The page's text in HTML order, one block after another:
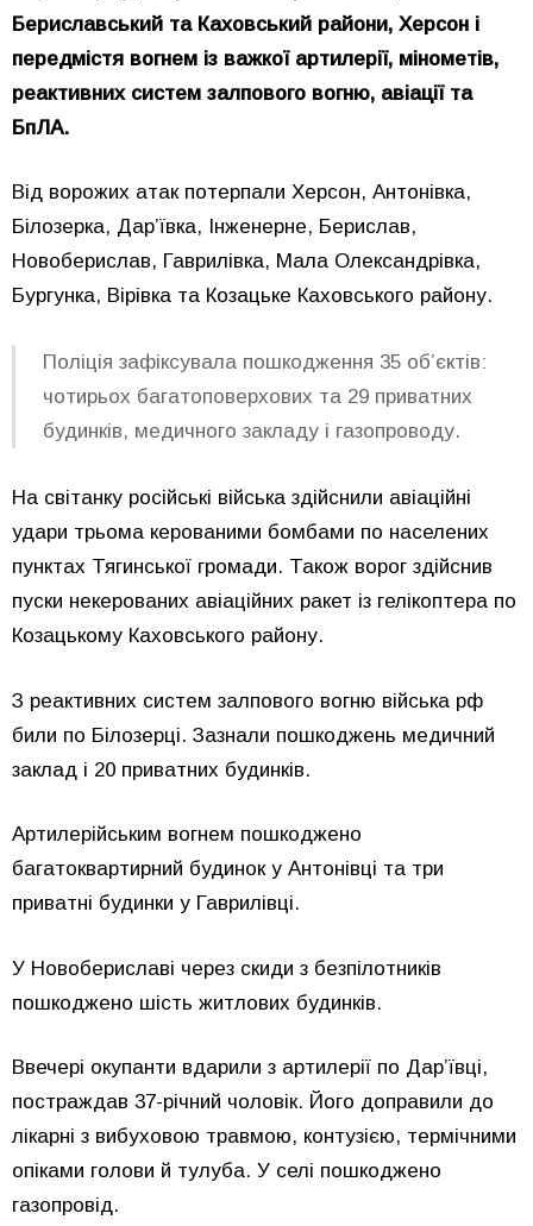
Бериславський та Каховський райони, Херсон і
передмістя вогнем із важкої артилерії, мінометів,
реактивних систем залпового вогню, авіації та
БпЛА.
Від ворожих атак потерпали Херсон, Антонівка,
Білозерка, Дар’ївка, Інженерне, Берислав,
Новоберислав, Гаврилівка, Мала Олександрівка,
Бургунка, Вірівка та Козацьке Каховського району.
Поліція зафіксувала пошкодження 35 об’єктів:
чотирьох багатоповерхових та 29 приватних
будинків, медичного закладу і газопроводу.
На світанку російські війська здійснили авіаційні
удари трьома керованими бомбами по населених
пунктах Тягинської громади. Також ворог здійснив
пуски некерованих авіаційних ракет із гелікоптера по
Козацькому Каховського району.
З реактивних систем залпового вогню війська рф
били по Білозерці. Зазнали пошкоджень медичний
заклад і 20 приватних будинків.
Артилерійським вогнем пошкоджено
багатоквартирний будинок у Антонівці та три
приватні будинки у Гаврилівці.
У Новобериславі через скиди з безпілотників
пошкоджено шість житлових будинків.
Ввечері окупанти вдарили з артилерії по Дар’ївці,
постраждав 37-річний чоловік. Його доправили до
лікарні з вибуховою травмою, контузією, термічними
опіками голови й тулуба. У селі пошкоджено
газопровід.